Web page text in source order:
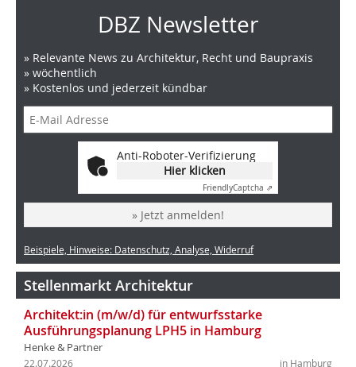
DBZ Newsletter
» Relevante News zu Architektur, Recht und Baupraxis
» wöchentlich
» Kostenlos und jederzeit kündbar
Anti-Roboter-Verifizierung
Hier klicken
FriendlyCaptcha ⇗
» Jetzt anmelden!
Beispiele, Hinweise: Datenschutz, Analyse, Widerruf
Stellenmarkt Architektur
Architekt:in (m/w/d) für entwurfsstarke
Ausführungsplanung LPH5 in Hamburg
Henke & Partner
in Hamburg
22.07.2026